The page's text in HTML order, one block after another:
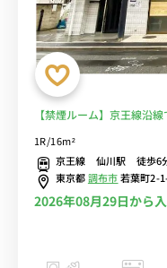
【禁煙ルーム】京王線沿
ス/桐朋学園大学まで徒歩
洗濯機や冷蔵庫など生活
ル中！
1R/16m²
京王線 仙川駅 徒歩6
東京都調布市若葉町2-
2026年08月29日から